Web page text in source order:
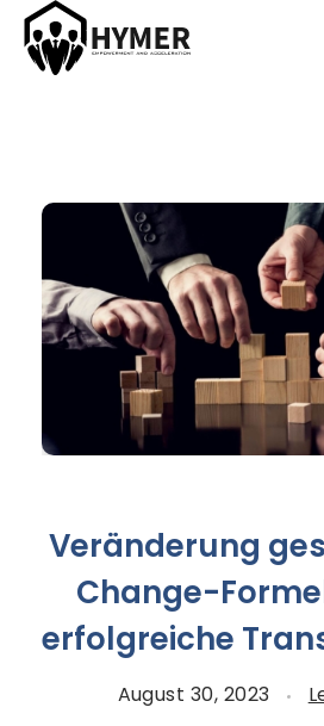
Veränderung
Change-
erfolgreiche
August 30, 2023